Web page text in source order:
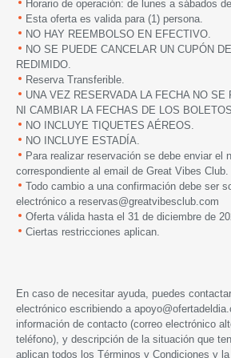
Horario de operación: de lunes a sábados
Esta oferta es valida para (1) persona.
NO HAY REEMBOLSO EN EFECTIVO.
NO SE PUEDE CANCELAR UN CUPÓN
REDIMIDO.
Reserva Transferible.
UNA VEZ RESERVADA LA FECHA NO SE
NI CAMBIAR LA FECHAS DE LOS BOLETOS.
NO INCLUYE TIQUETES AÉREOS.
NO INCLUYE ESTADÍA.
Para realizar reservación se debe enviar el
correspondiente al email de Great Vibes Club.
Todo cambio a una confirmación debe ser
electrónico a reservas@greatvibesclub.com
Oferta válida hasta el 31 de diciembre de
Ciertas restricciones aplican.
En caso de necesitar ayuda, puedes
electrónico escribiendo a
información de contacto (correo electrónico
teléfono), y descripción de la situación que
aplican todos los Términos y Condiciones y la